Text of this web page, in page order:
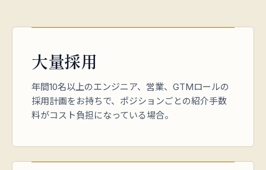
大量採用
年間10名以上のエンジニア、営業、GTMロールの
採用計画をお持ちで、ポジションごとの紹介手数
料がコスト負担になっている場合。